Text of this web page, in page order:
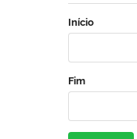
Início
Fim